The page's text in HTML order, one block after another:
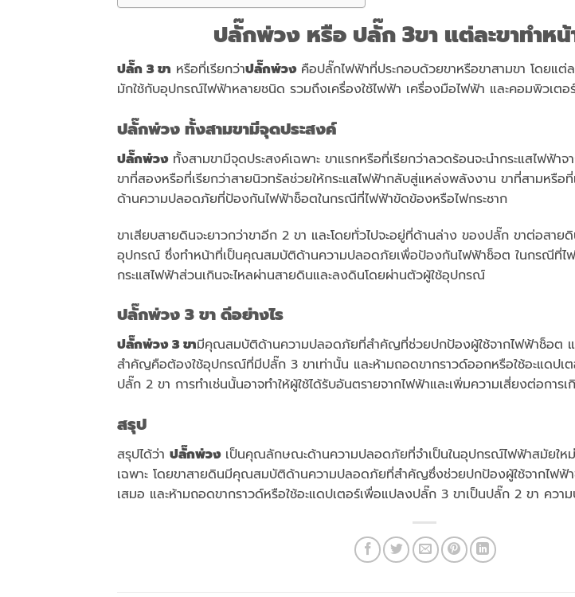
ปลั๊กพ่วง หรือ ปลั๊ก 3ขา แต่ละขาทำหน้
ปลั๊ก 3 ขา หรือที่เรียกว่าปลั๊กพ่วงคือปลั๊กไฟฟ้าที่ประกอบด้วยขาหรือขาสามขา โดยแต่
มักใช้กับอุปกรณ์ไฟฟ้าหลายชนิด รวมถึงเครื่องใช้ไฟฟ้า เครื่องมือไฟฟ้า และคอมพิวเตอ
ปลั๊กพ่วง ทั้งสามขามีจุดประสงค์
ปลั๊กพ่วงทั้งสามขามีจุดประสงค์เฉพาะ ขาแรกหรือที่เรียกว่าลวดร้อนจะนำกระแสไฟฟ้
ขาที่สองหรือที่เรียกว่าสายนิวทรัลช่วยให้กระแสไฟฟ้ากลับสู่แหล่งพลังงาน ขาที่สามหรื
ด้านความปลอดภัยที่ป้องกันไฟฟ้าช็อตในกรณีที่ไฟฟ้าขัดข้องหรือไฟกระชาก
ขาเสียบสายดินจะยาวกว่าขาอีก 2 ขา และโดยทั่วไปจะอยู่ที่ด้านล่าง ของปลั๊ก ขาต่อสา
อุปกรณ์ ซึ่งทำหน้าที่เป็นคุณสมบัติด้านความปลอดภัยเพื่อป้องกันไฟฟ้าช็อต ในกรณีที่ไฟ
กระแสไฟฟ้าส่วนเกินจะไหลผ่านสายดินและลงดินโดยผ่านตัวผู้ใช้อุปกรณ์
ปลั๊กพ่วง 3 ขา ดีอย่างไร
ปลั๊กพ่วง 3 ขามีคุณสมบัติด้านความปลอดภัยที่สำคัญที่ช่วยปกป้องผู้ใช้จากไฟฟ้าช็อต
สำคัญคือต้องใช้อุปกรณ์ที่มีปลั๊ก 3 ขาเท่านั้น และห้ามถอดขากราวด์ออกหรือใช้อะแดปเ
ปลั๊ก 2 ขา การทำเช่นนั้นอาจทำให้ผู้ใช้ได้รับอันตรายจากไฟฟ้าและเพิ่มความเสี่ยงต่อการ
สรุป
สรุปได้ว่า ปลั๊กพ่วงเป็นคุณลักษณะด้านความปลอดภัยที่จำเป็นในอุปกรณ์ไฟฟ้าสมัยใหม่
เฉพาะ โดยขาสายดินมีคุณสมบัติด้านความปลอดภัยที่สำคัญซึ่งช่วยปกป้องผู้ใช้จากไฟ
เสมอ และห้ามถอดขากราวด์หรือใช้อะแดปเตอร์เพื่อแปลงปลั๊ก 3 ขาเป็นปลั๊ก 2 ขา คว